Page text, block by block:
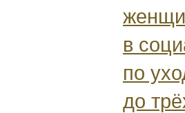
в
по
до